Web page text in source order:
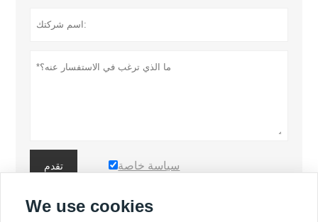
تقدم سياسة خاصة
We use cookies